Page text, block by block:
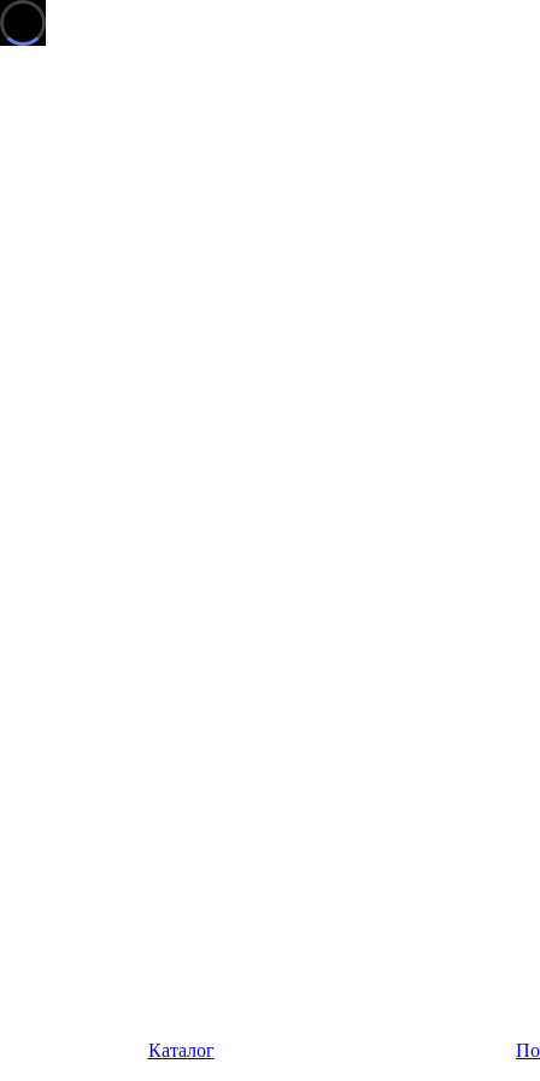
Каталог